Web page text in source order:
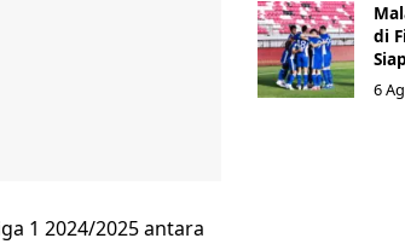
1 2024/2025 antara
di
6